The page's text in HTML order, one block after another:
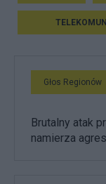
Głos Regionów
Brutalny atak
namierza